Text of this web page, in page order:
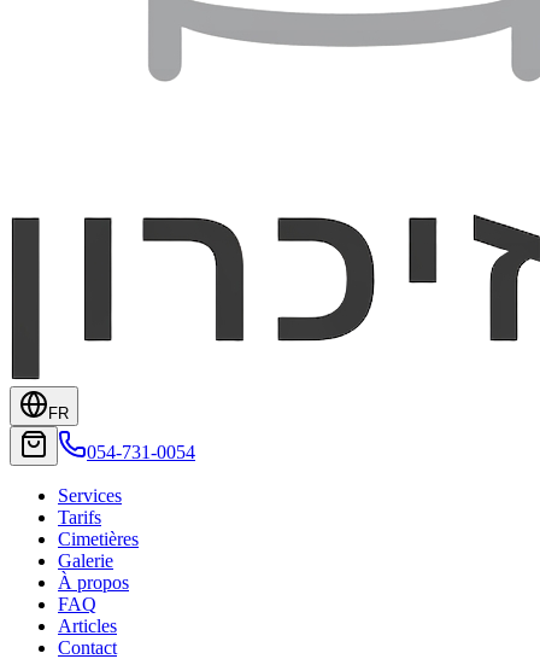
FR
054-731-0054
Services
Tarifs
Cimetières
Galerie
À propos
FAQ
Articles
Contact